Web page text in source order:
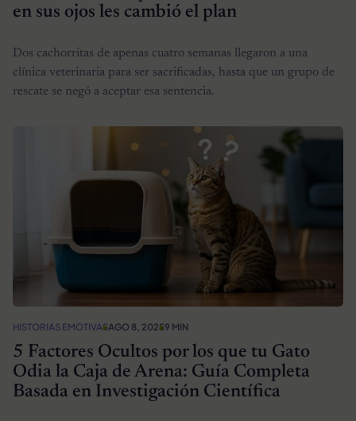
en sus ojos les cambió el plan
Dos cachorritas de apenas cuatro semanas llegaron a una
clínica veterinaria para ser sacrificadas, hasta que un grupo de
rescate se negó a aceptar esa sentencia.
HISTORIAS EMOTIVASAGO 8, 20259 MIN
5 Factores Ocultos por los que tu Gato
Odia la Caja de Arena: Guía Completa
Basada en Investigación Científica